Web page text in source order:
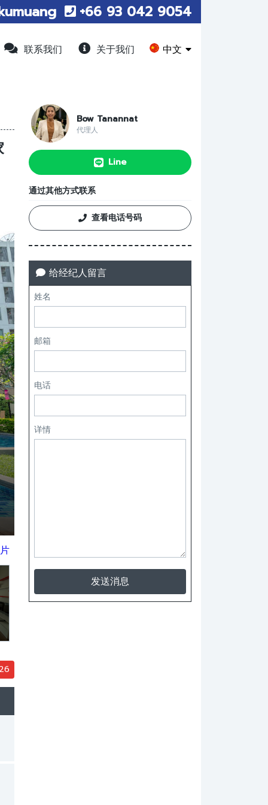
+66 93 042 9054
联系我们 关于我们 中文
Bow Tanannat
代理人
Line
通过其他方式联系
查看电话号码
给经纪人留言
姓名
邮箱
电话
详情
发送消息